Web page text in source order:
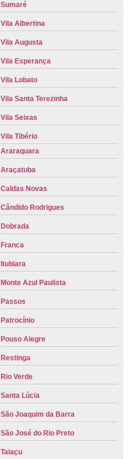
Sumaré
Vila Albertina
Vila Augusta
Vila Esperança
Vila Lobato
Vila Santa Terezinha
Vila Seixas
Vila Tibério
Araraquara
Araçatuba
Caldas Novas
Cândido Rodrigues
Dobrada
Franca
Itubiara
Monte Azul Paulista
Passos
Patrocínio
Pouso Alegre
Restinga
Rio Verde
Santa Lúcia
São Joaquim da Barra
São José do Rio Preto
Taiaçu